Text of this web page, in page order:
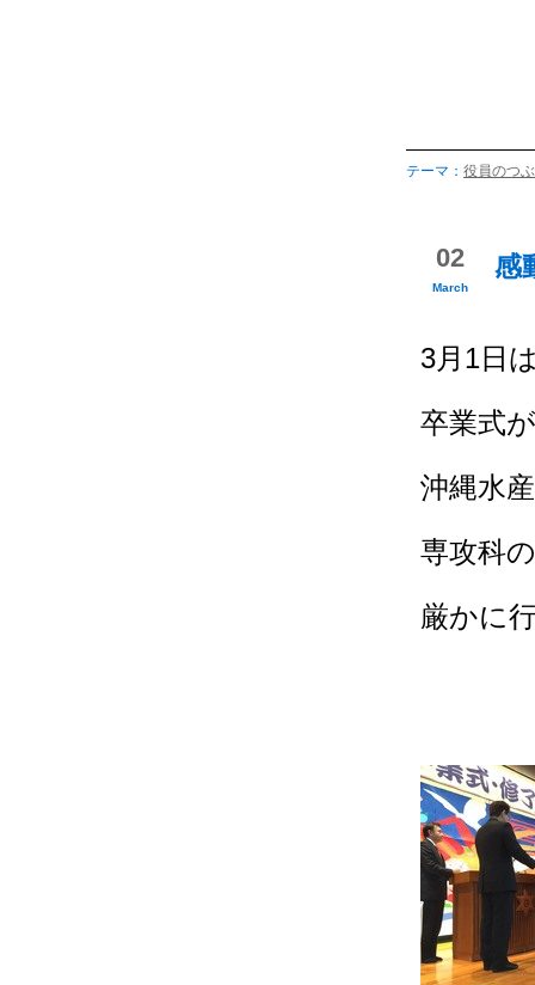
テーマ： 役員のつ
感
02
March
3月1日
卒業式
沖縄水
専攻科
厳かに